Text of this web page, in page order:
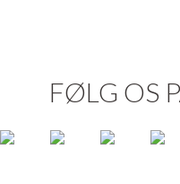
FØLG OS